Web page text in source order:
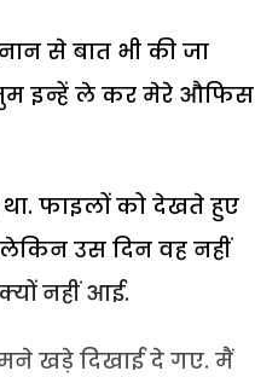
से बात भी की जा
तुम इन्हें ले कर मेरे औफिस
फाइलों को देखते हुए
उस दिन वह नहीं
नहीं आई.
खड़े दिखाई दे गए. मैं